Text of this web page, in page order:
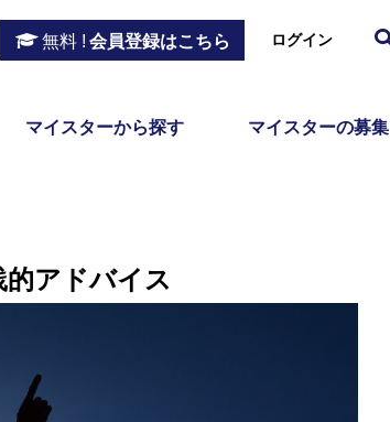
無料 ! 会員登録はこちら ログイン
マイスターから探す マイスターの募集
アドバイス